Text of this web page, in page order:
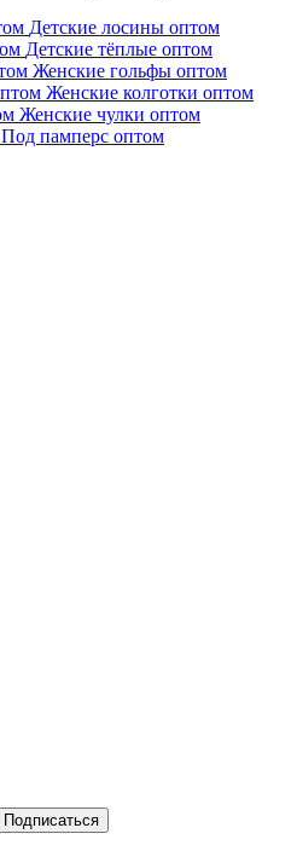
Детские лосины оптом
Детские тёплые оптом
Женские гольфы оптом
Женские колготки оптом
Женские чулки оптом
Под памперс оптом
Подписаться